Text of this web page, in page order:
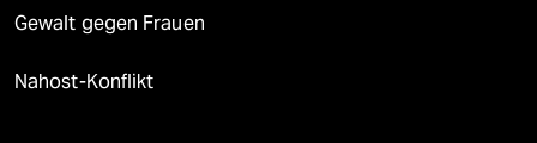
Gewalt gegen Frauen
Nahost-Konflikt